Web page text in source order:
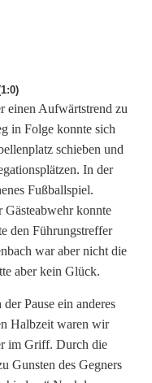
einen Aufwärtstrend zu
in Folge konnte sich
schieben und
In der
Fußballspiel.
konnte
den Führungstreffer
war aber nicht die
aber kein Glück.
der Pause ein anderes
Halbzeit waren wir
im Griff. Durch die
Gunsten des Gegners